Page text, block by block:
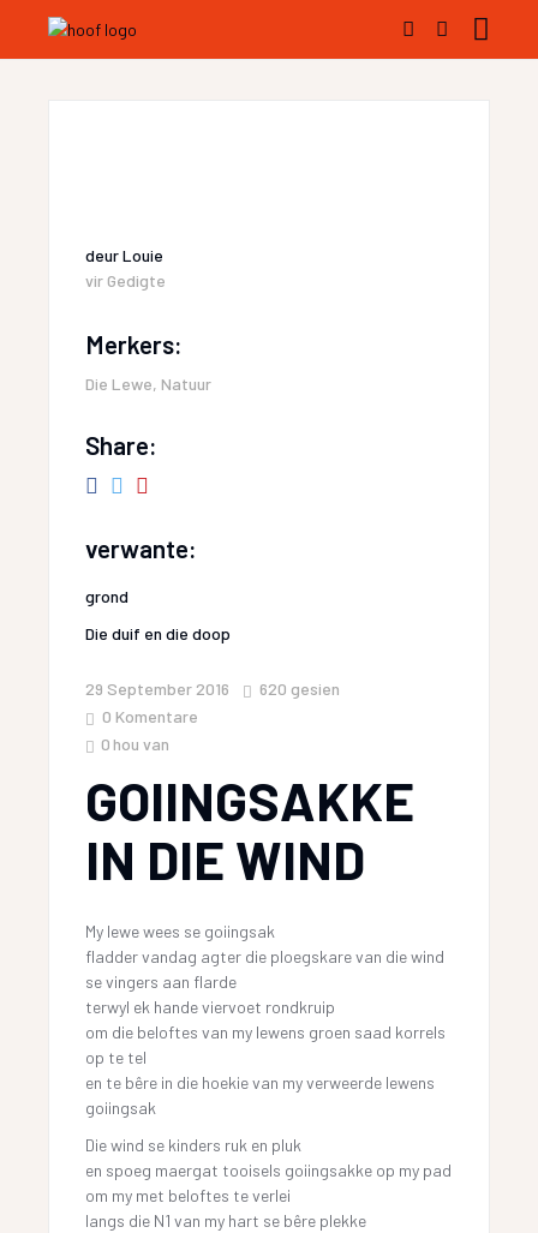
deurLouie
vir Gedigte
Merkers:
Die Lewe, Natuur
Share:
verwante:
grond
Die duif en die doop
29 September 2016 620 gesien
0 Komentare
0 hou van
GOIINGSAKKE
IN DIE WIND
My lewe wees se goiingsak
fladder vandag agter die ploegskare van die wind
se vingers aan flarde
terwyl ek hande viervoet rondkruip
om die beloftes van my lewens groen saad korrels
op te tel
en te bêre in die hoekie van my verweerde lewens
goiingsak
Die wind se kinders ruk en pluk
en spoeg maergat tooisels goiingsakke op my pad
om my met beloftes te verlei
langs die N1 van my hart se bêre plekke